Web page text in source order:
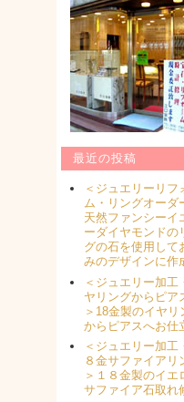
最近の投稿
＜ジュエリーリフ
ム・リングオーダ
天然ファンシーイ
ーダイヤモンドの
グの石を使用して
みのデザインに作
＜ジュエリー加工
ヤリングからピア
＞18金製のイヤリ
からピアスへお仕
＜ジュエリー加工
８金サファイアリ
＞１８金製のイエ
サファイア石取れ